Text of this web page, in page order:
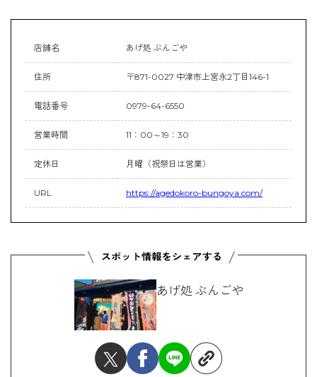
店舗名 あげ処 ぶんごや
住所 〒871-0027 中津市上宮永2丁目146-1
電話番号 0979-64-6550
営業時間 11：00～19：30
定休日 月曜（祝祭日は営業）
URL https://agedokoro-bungoya.com/
あげ処 ぶんごや